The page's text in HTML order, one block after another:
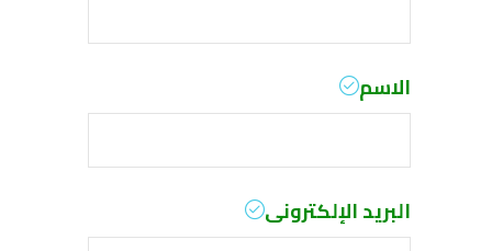
الاسم
البريد الإلكترونى